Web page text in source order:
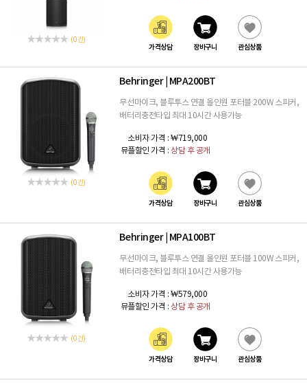
(0 건)
가격상담 장바구니 관심상품
(0 건)
Behringer MPA200BT
무선마이크, 블루투스 연결 올인원 포터블 200W 스피커,
배터리충전타입 최대 10시간 사용가능
소비자 가격 : ₩719,000
뮤플할인 가격 : 상담 후 공개
가격상담 장바구니 관심상품
(0 건)
Behringer MPA100BT
무선마이크, 블루투스 연결 올인원 포터블 100W 스피커,
배터리충전타입 최대 10시간 사용가능
소비자 가격 : ₩579,000
뮤플할인 가격 : 상담 후 공개
가격상담 장바구니 관심상품